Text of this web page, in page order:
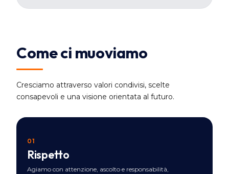
Come ci muoviamo
Cresciamo attraverso valori condivisi, scelte
consapevoli e una visione orientata al futuro.
01
Rispetto
Agiamo con attenzione, ascolto e responsabilità,